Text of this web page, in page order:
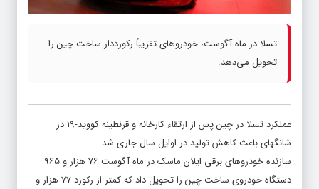
تسلا در ماه آگوست، خودروهای تقریباً رکورددار ساخت چین را
تحویل می‌دهد.
عملکرد تسلا در چین پس از ارتقاء کارخانه و قرنطینه کووید-۱۹ در
شانگهای باعث کاهش تولید در اوایل سال جاری شد.
سازنده خودروهای برقی ایلان ماسک در ماه آگوست ۷۶ هزار و ۹۶۵
دستگاه خودروی ساخت چین را تحویل داد که کمتر از رکورد ۷۷ هزار و